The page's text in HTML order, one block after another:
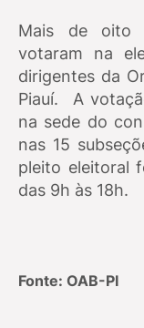
Mais de oito
votaram na
dirigentes da
Piauí. A
na sede do
nas 15
pleito eleitoral
das 9h às 18h.
Fonte: OAB-PI